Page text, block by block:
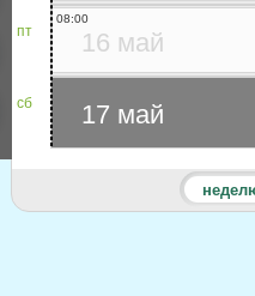
пт
сб
16 май
08:00
17 май